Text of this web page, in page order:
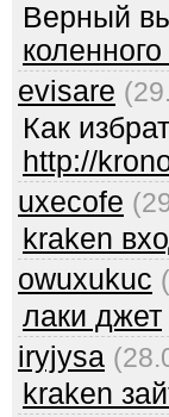
Верный
evisare
Как
http://
uxecofe
kraken
owuxukuc
лаки джет
iryjysa
kraken